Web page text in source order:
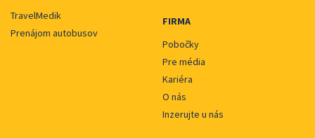
TravelMedik
Prenájom autobusov
FIRMA
Pobočky
Pre média
Kariéra
O nás
Inzerujte u nás